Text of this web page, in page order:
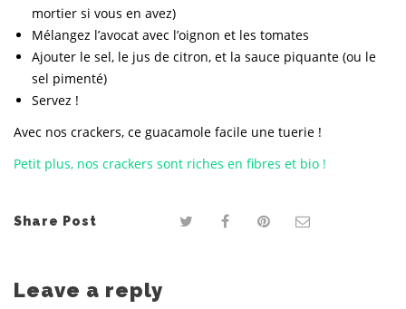
mortier si vous en avez)
Mélangez l’avocat avec l’oignon et les tomates
Ajouter le sel, le jus de citron, et la sauce piquante (ou le
sel pimenté)
Servez !
Avec nos crackers, ce guacamole facile une tuerie !
Petit plus, nos crackers sont riches en fibres et bio !
Share Post
Leave a reply